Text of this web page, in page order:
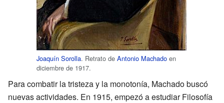
Joaquín Sorolla. Retrato de Antonio Machado en
diciembre de 1917.
Para combatir la tristeza y la monotonía, Machado buscó
nuevas actividades. En 1915, empezó a estudiar Filosofía